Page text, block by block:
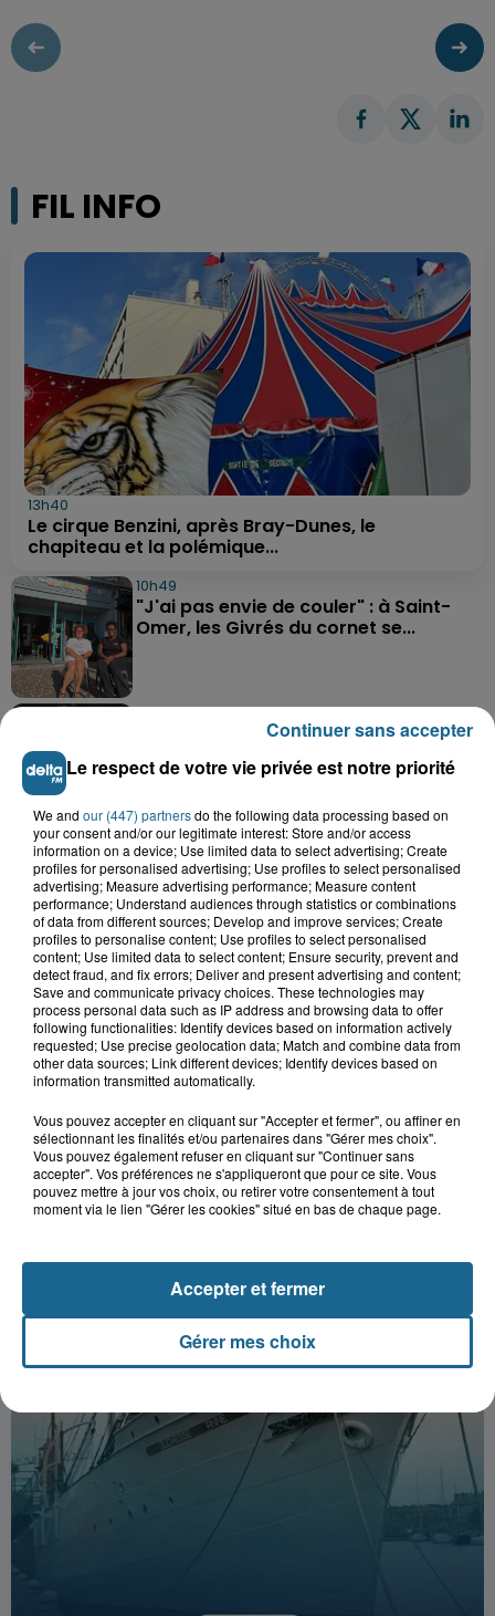
FIL INFO
13h40
Le cirque Benzini, après Bray-Dunes, le
chapiteau et la polémique...
10h49
"J'ai pas envie de couler" : à Saint-
Omer, les Givrés du cornet se...
9h58
Une préparation très physique attend
les basketteurs de...
9h26
Des super-héros dans le ciel de
Grand-Fort-Philippe
8h29
Un chien sauvé d'une mort certaine
dans une voiture à...
Le respect de votre vie privée est notre priorité
We and our (447) partnersdo the following data processing based on
your consent and/or our legitimate interest: Store and/or access
information on a device; Use limited data to select advertising; Create
profiles for personalised advertising; Use profiles to select personalised
advertising; Measure advertising performance; Measure content
performance; Understand audiences through statistics or combinations
of data from different sources; Develop and improve services; Create
profiles to personalise content; Use profiles to select personalised
content; Use limited data to select content; Ensure security, prevent and
detect fraud, and fix errors; Deliver and present advertising and content;
Save and communicate privacy choices. These technologies may
process personal data such as IP address and browsing data to offer
following functionalities: Identify devices based on information actively
requested; Use precise geolocation data; Match and combine data from
other data sources; Link different devices; Identify devices based on
information transmitted automatically.
Vous pouvez accepter en cliquant sur "Accepter et fermer", ou affiner en
sélectionnant les finalités et/ou partenaires dans "Gérer mes choix".
Vous pouvez également refuser en cliquant sur "Continuer sans
accepter". Vos préférences ne s'appliqueront que pour ce site. Vous
pouvez mettre à jour vos choix, ou retirer votre consentement à tout
moment via le lien "Gérer les cookies" situé en bas de chaque page.
Gérer mes choix
Accepter et fermer
Continuer sans accepter